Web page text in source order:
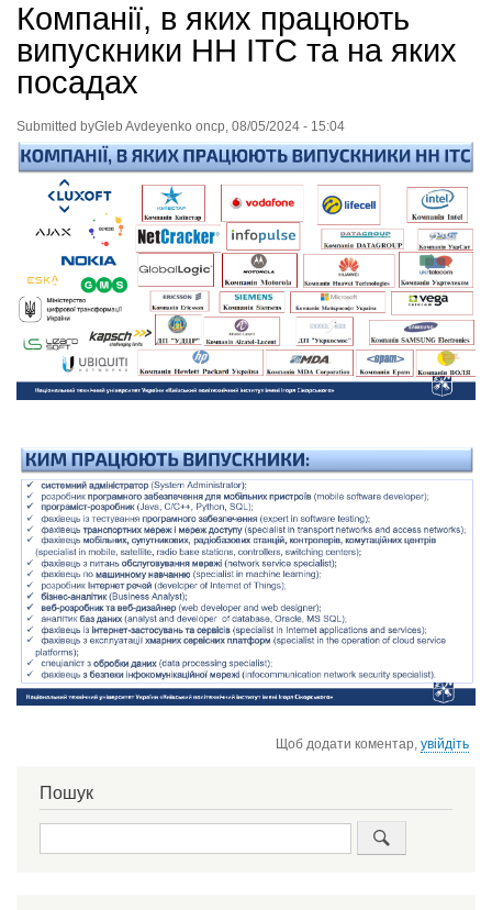
Компанії, в яких працюють
випускники НН ІТС та на яких
посадах
Submitted byGleb Avdeyenko onср, 08/05/2024 - 15:04
Щоб додати коментар,увійдіть
Пошук